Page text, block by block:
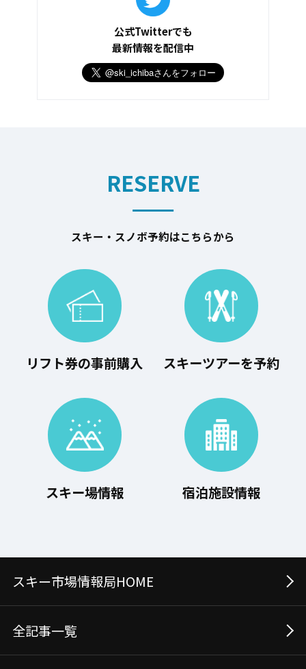
公式Twitterでも
最新情報を配信中
RESERVE
スキー・スノボ予約はこちらから
リフト券の事前購入 スキーツアーを予約
スキー場情報 宿泊施設情報
スキー市場情報局HOME
全記事⼀覧